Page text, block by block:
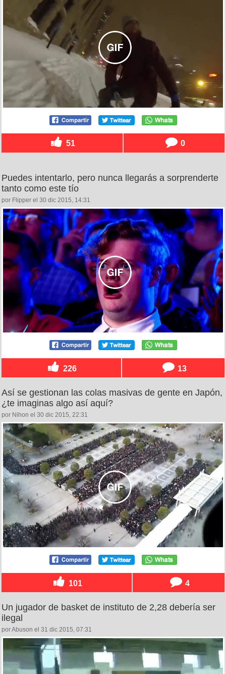
51 0
Puedes intentarlo, pero nunca llegarás a sorprenderte
tanto como este tío
por Flipper el 30 dic 2015, 14:31
226 13
Así se gestionan las colas masivas de gente en Japón,
¿te imaginas algo así aquí?
por Nihon el 30 dic 2015, 22:31
101 4
Un jugador de basket de instituto de 2,28 debería ser
ilegal
por Abuson el 31 dic 2015, 07:31